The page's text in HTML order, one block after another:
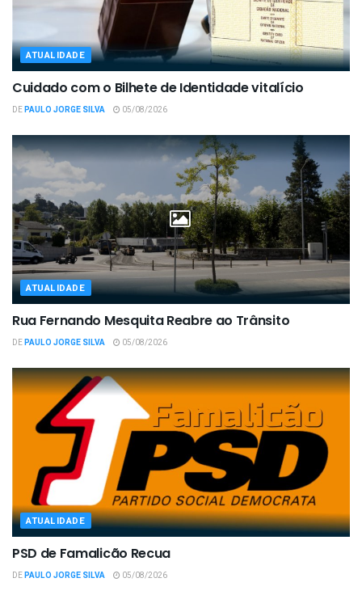
ATUALIDADE
Cuidado com o Bilhete de Identidade vitalício
DEPAULO JORGE SILVA 05/08/2026
ATUALIDADE
Rua Fernando Mesquita Reabre ao Trânsito
DEPAULO JORGE SILVA 05/08/2026
ATUALIDADE
PSD de Famalicão Recua
DEPAULO JORGE SILVA 05/08/2026